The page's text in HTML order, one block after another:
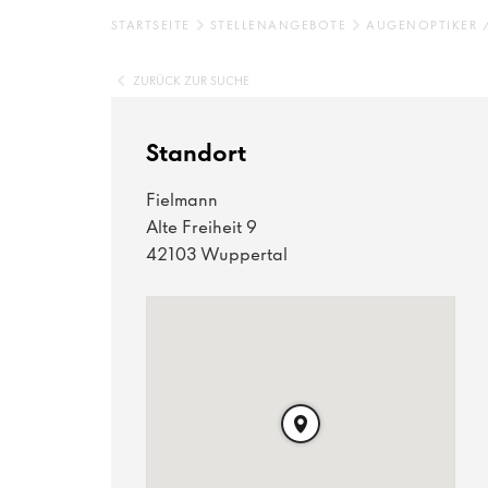
STARTSEITE STELLENANGEBOTE
ZURÜCK ZUR SUCHE
Standort
Fielmann
Alte Freiheit 9
42103 Wuppertal